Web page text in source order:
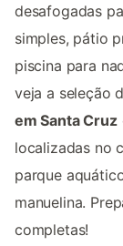
desafogadas
simples, pátio
piscina para
veja a seleção
em Santa Cruz
localizadas no
parque
manuelina.
completas!